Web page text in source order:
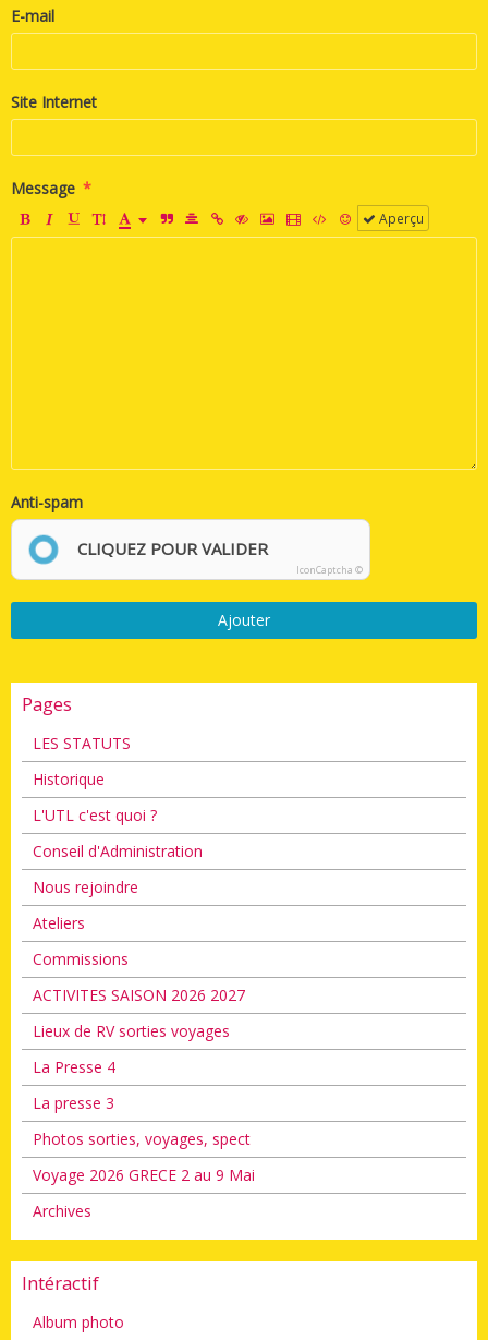
E-mail
Site Internet
Message
Aperçu
Anti-spam
CLIQUEZ POUR VALIDER
IconCaptcha ©
Ajouter
Pages
LES STATUTS
Historique
L'UTL c'est quoi ?
Conseil d'Administration
Nous rejoindre
Ateliers
Commissions
ACTIVITES SAISON 2026 2027
Lieux de RV sorties voyages
La Presse 4
La presse 3
Photos sorties, voyages, spect
Voyage 2026 GRECE 2 au 9 Mai
Archives
Intéractif
Album photo